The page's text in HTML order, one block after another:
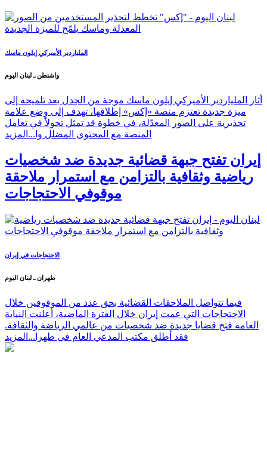
الملياردير الأميركي إيلون ماسك
واشنطن ـ لبنان اليوم
أثار الملياردير الأميركي إيلون ماسك موجة من الجدل بعد تلميحه إلى
ميزة جديدة تعتزم منصة «إكس» إطلاقها، تهدف إلى وضع علامة
تحذيرية على الصور المعدّلة، في خطوة قد تمثل تحولاً في تعامل
المنصة مع المحتوى المضلل وا... المزيد
إيران تفتح جبهة قضائية جديدة ضد شخصيات
رياضية وثقافية بالتزامن مع استمرار ملاحقة
موقوفي الاحتجاجات
الاحتجاجات في إيران
طهران ـ لبنان اليوم
فيما تتواصل الملاحقات القضائية بحق عدد من الموقوفين خلال
الاحتجاجات التي عمت إيران خلال الفترة الماضية، أعلنت النيابة
العامة فتح قضايا جديدة ضد شخصيات من عالمي الرياضة والثقافة.
فقد أطلق مكتب المدعي العام في طهرا... المزيد